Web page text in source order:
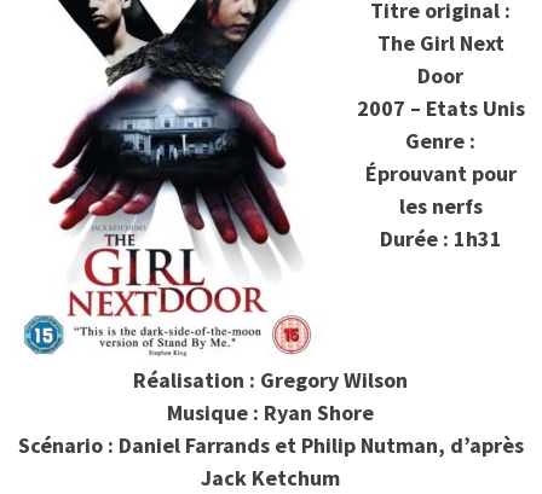
Titre original :
The Girl Next
Door
2007 – Etats Unis
Genre :
Éprouvant pour
les nerfs
Durée : 1h31
Réalisation : Gregory Wilson
Musique : Ryan Shore
Scénario : Daniel Farrands et Philip Nutman, d’après
Jack Ketchum